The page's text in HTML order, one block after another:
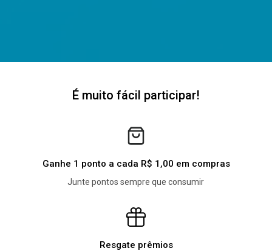
É muito fácil participar!
Ganhe 1 ponto a cada R$ 1,00 em compras
Junte pontos sempre que consumir
Resgate prêmios